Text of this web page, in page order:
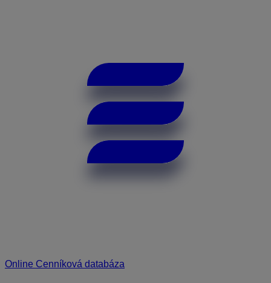
Online Cenníková databáza